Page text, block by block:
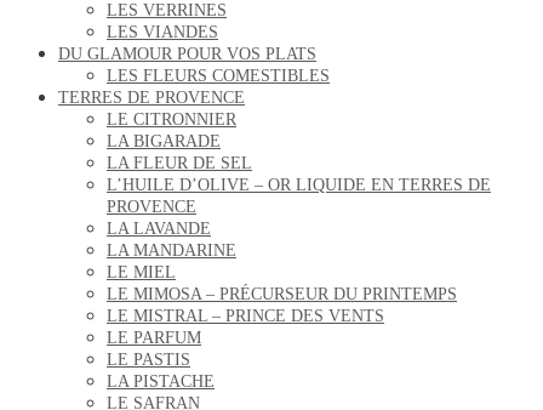
LES VERRINES
LES VIANDES
DU GLAMOUR POUR VOS PLATS
LES FLEURS COMESTIBLES
TERRES DE PROVENCE
LE CITRONNIER
LA BIGARADE
LA FLEUR DE SEL
L’HUILE D’OLIVE – OR LIQUIDE EN TERRES DE
PROVENCE
LA LAVANDE
LA MANDARINE
LE MIEL
LE MIMOSA – PRÉCURSEUR DU PRINTEMPS
LE MISTRAL – PRINCE DES VENTS
LE PARFUM
LE PASTIS
LA PISTACHE
LE SAFRAN